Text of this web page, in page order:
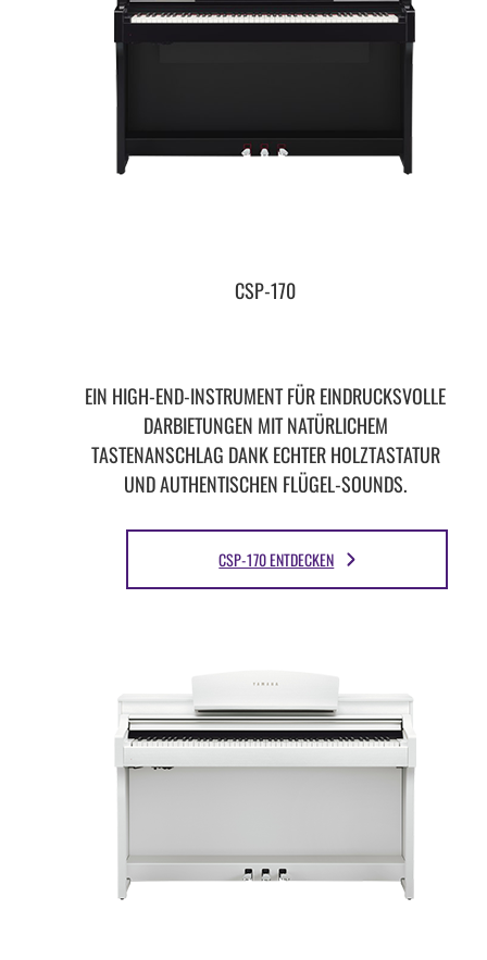
CSP-170
EIN HIGH-END-INSTRUMENT FÜR EINDRUCKSVOLLE
DARBIETUNGEN MIT NATÜRLICHEM
TASTENANSCHLAG DANK ECHTER HOLZTASTATUR
UND AUTHENTISCHEN FLÜGEL-SOUNDS.
CSP-170 ENTDECKEN